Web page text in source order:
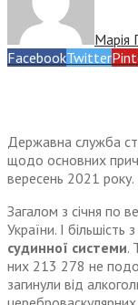
Марія
FacebookTwitter
Державна служба
щодо основних
вересень 2021 року.
Загалом з січня по
України. І
судинної системи.
них 213 278 не
загинули від